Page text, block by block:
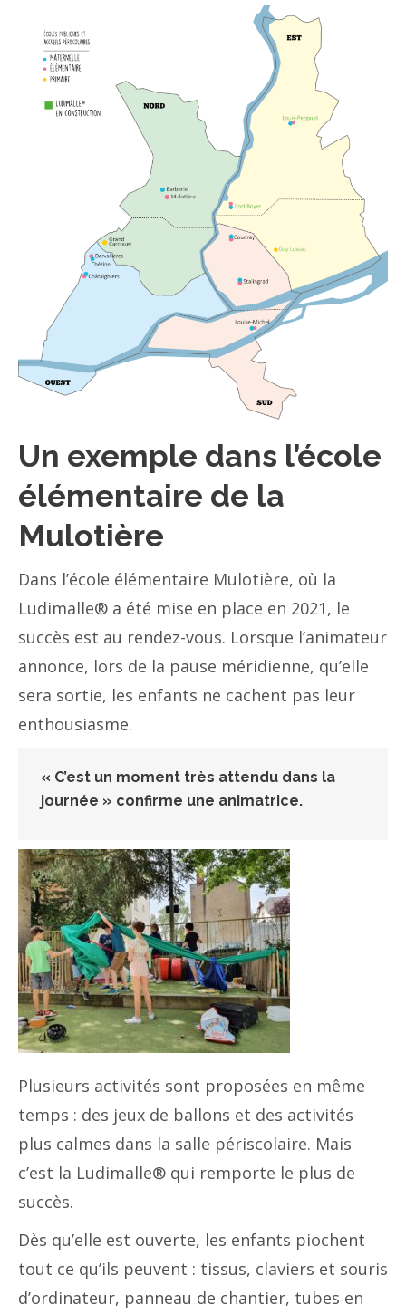
Un exemple dans l’école
élémentaire de la
Mulotière
Dans l’école élémentaire Mulotière, où la
Ludimalle® a été mise en place en 2021, le
succès est au rendez-vous. Lorsque l’animateur
annonce, lors de la pause méridienne, qu’elle
sera sortie, les enfants ne cachent pas leur
enthousiasme.
« C’est un moment très attendu dans la
journée » confirme une animatrice.
Plusieurs activités sont proposées en même
temps : des jeux de ballons et des activités
plus calmes dans la salle périscolaire. Mais
c’est la Ludimalle® qui remporte le plus de
succès.
Dès qu’elle est ouverte, les enfants piochent
tout ce qu’ils peuvent : tissus, claviers et souris
d’ordinateur, panneau de chantier, tubes en